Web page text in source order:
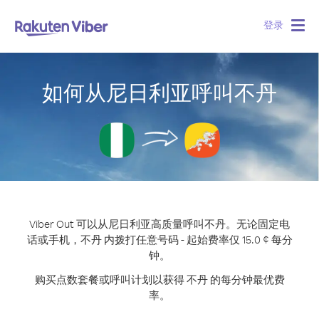
登录
如何从尼日利亚呼叫不丹
Viber Out 可以从尼日利亚高质量呼叫不丹。 无论固定电
话或手机，不丹 内拨打任意号码 - 起始费率仅 15.0 ¢ 每分
钟。
购买点数套餐或呼叫计划以获得 不丹 的每分钟最优费
率。